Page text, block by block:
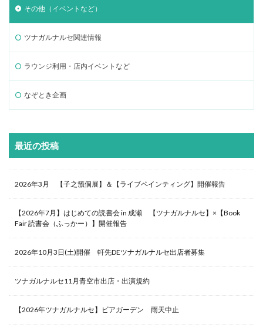
その他（イベントなど）
ツナガルナルセ関連情報
ラウンジ利用・店内イベントなど
なぞとき企画
最近の投稿
2026年3月 【子之籏個展】＆【ライブペインティング】開催報告
【2026年7月】はじめての読書会 in 成瀬 【ツナガルナルセ】×【Book
Fair 読書会（ふっかー）】開催報告
2026年10月3日(土)開催 軒先DEツナガルナルセ出店者募集
ツナガルナルセ11月青空市出店・出演規約
【2026年ツナガルナルセ】ビアガーデン 雨天中止